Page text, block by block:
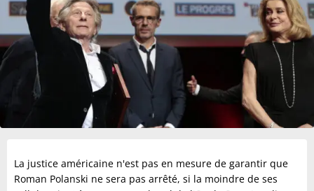
La justice américaine n'est pas en mesure de garantir que
Roman Polanski ne sera pas arrêté, si la moindre de ses